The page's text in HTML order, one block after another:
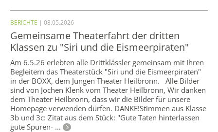
BERICHTE | 08.05.2026
Gemeinsame Theaterfahrt der dritten
Klassen zu "Siri und die Eismeerpiraten"
Am 6.5.26 erlebten alle Drittklässler gemeinsam mit Ihren
Begleitern das Theaterstück "Siri und die Eismeerpiraten"
in der BOXX, dem Jungen Theater Heilbronn. Alle Bilder
sind von Jochen Klenk vom Theater Heilbronn, Wir danken
dem Theater Heilbronn, dass wir die Bilder für unsere
Homepage verwenden dürfen. DANKE!Stimmen aus Klasse
3b und 3c: Zitat aus dem Stück: "Gute Taten hinterlassen
gute Spuren- …